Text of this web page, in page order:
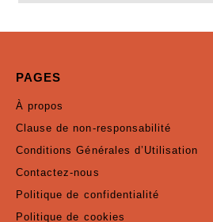
PAGES
À propos
Clause de non-responsabilité
Conditions Générales d’Utilisation
Contactez-nous
Politique de confidentialité
Politique de cookies